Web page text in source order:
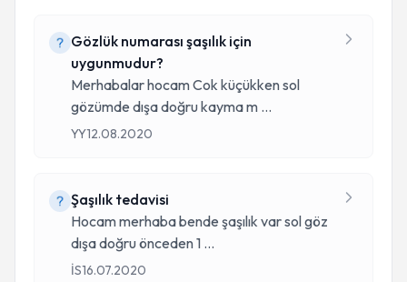
Gözlük numarası şaşılık için
uygunmudur?
Merhabalar hocam Cok küçükken sol
gözümde dışa doğru kayma m ...
YY12.08.2020
Şaşılık tedavisi
Hocam merhaba bende şaşılık var sol göz
dışa doğru önceden 1 ...
İS16.07.2020